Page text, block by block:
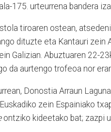
175. urteurrena bandera
tiroaren ostean,
dituzte eta Kantauri zein
Galizian. Abuztuaren 22-
da aurtengo trofeoa nor
Donostia Arraun
zein Espainiako
ontziko kideetako bat; zazpi